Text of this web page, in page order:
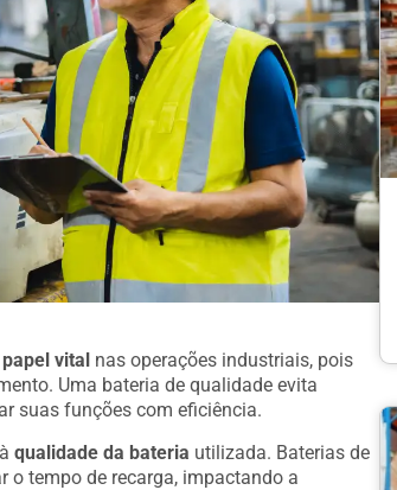
vital nas operações industriais, pois
Uma bateria de qualidade evita
suas funções com eficiência.
qualidade da bateria utilizada. Baterias de
o tempo de recarga, impactando a